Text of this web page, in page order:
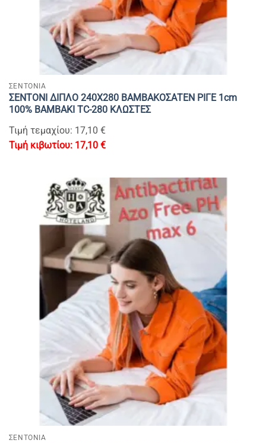
ΣΕΝΤΟΝΙΑ
ΣΕΝΤΟΝΙ ΔΙΠΛΟ 240Χ280 ΒΑΜΒΑΚΟΣΑΤΕΝ ΡΙΓΕ 1cm
100% BAMBAKI TC-280 ΚΛΩΣΤΕΣ
Τιμή τεμαχίου: 17,10 €
17,10 €
ΣΕΝΤΟΝΙΑ